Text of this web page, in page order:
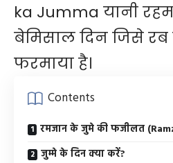
ka Jumma यानी
बेमिसाल दिन जिसे
फरमाया है।
Contents
रमजान के जुमे की फजीलत
जुम्मे के दिन क्या करें?